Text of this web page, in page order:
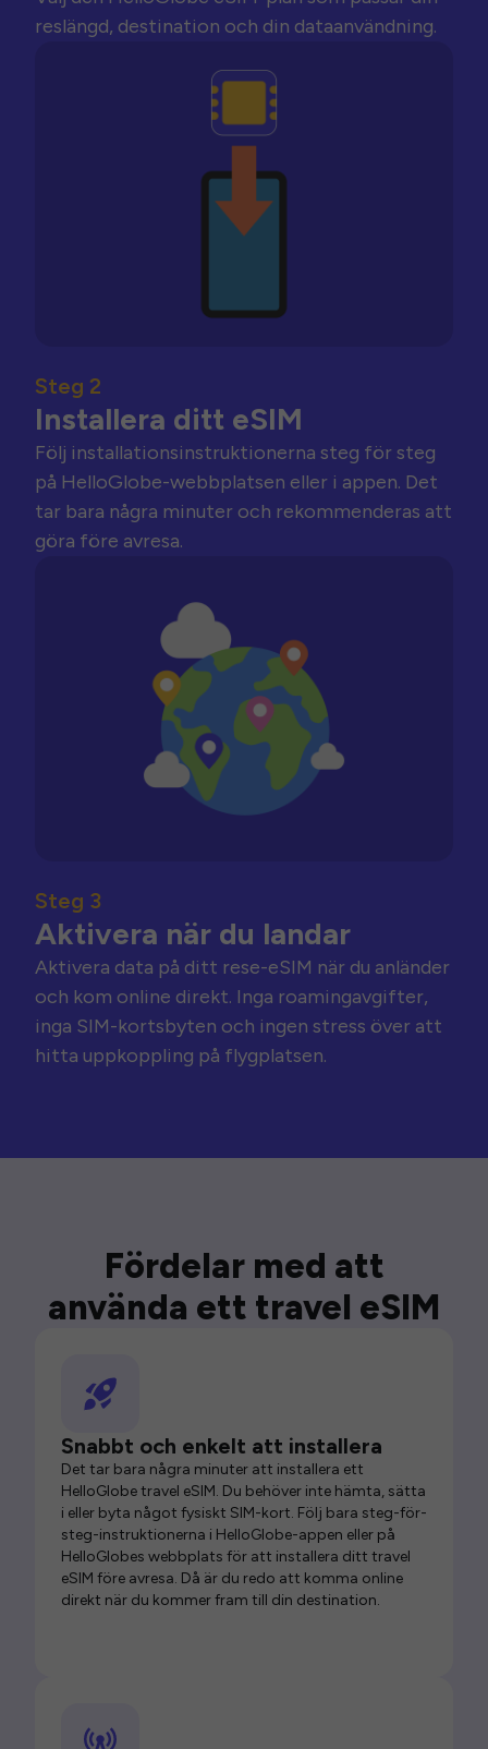
reslängd, destination och din dataanvändning.
Steg 2
Installera ditt eSIM
Följ installationsinstruktionerna steg för steg
på HelloGlobe-webbplatsen eller i appen. Det
tar bara några minuter och rekommenderas att
göra före avresa.
Steg 3
Aktivera när du landar
Aktivera data på ditt rese-eSIM när du anländer
och kom online direkt. Inga roamingavgifter,
inga SIM-kortsbyten och ingen stress över att
hitta uppkoppling på flygplatsen.
Fördelar med att
använda ett travel eSIM
Snabbt och enkelt att installera
Det tar bara några minuter att installera ett
HelloGlobe travel eSIM. Du behöver inte hämta, sätta
i eller byta något fysiskt SIM-kort. Följ bara steg-för-
steg-instruktionerna i HelloGlobe-appen eller på
HelloGlobes webbplats för att installera ditt travel
eSIM före avresa. Då är du redo att komma online
direkt när du kommer fram till din destination.